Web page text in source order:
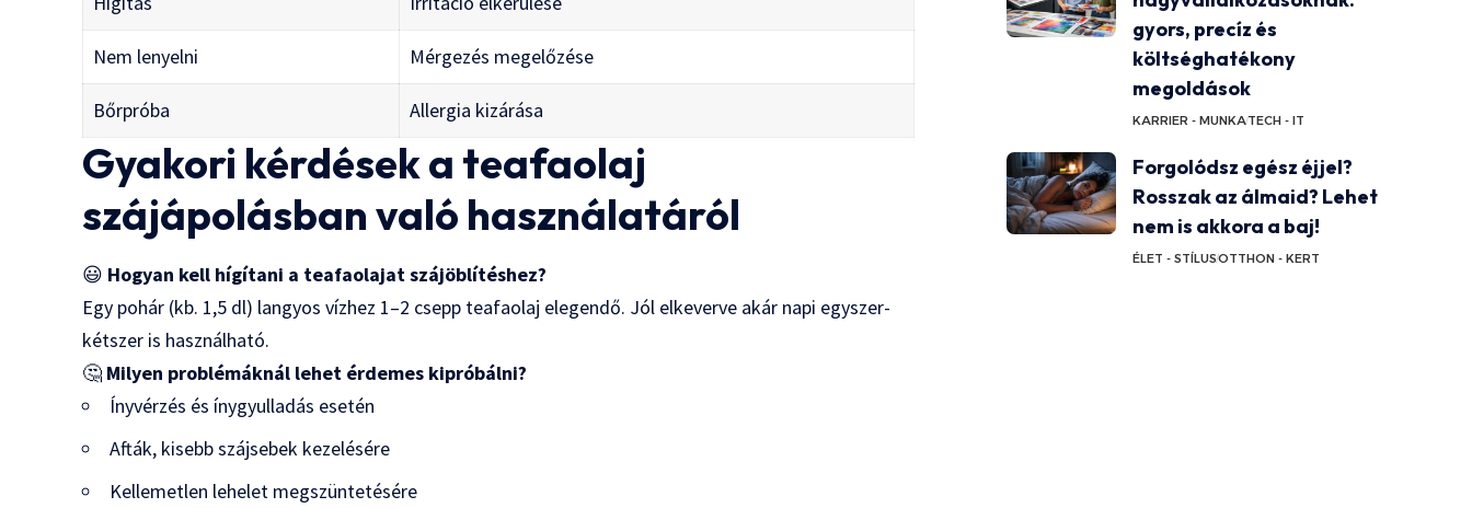
Nem lenyelni Mérgezés megelőzése
Bőrpróba Allergia kizárása
Gyakori kérdések a teafaolaj
szájápolásban való használatáról
😃 Hogyan kell hígítani a teafaolajat szájöblítéshez?
Egy pohár (kb. 1,5 dl) langyos vízhez 1–2 csepp teafaolaj elegendő. Jól elkeverve akár napi egyszer-
kétszer is használható.
🤔 Milyen problémáknál lehet érdemes kipróbálni?
Ínyvérzés és ínygyulladás esetén
Afták, kisebb szájsebek kezelésére
Kellemetlen lehelet megszüntetésére
gyors, precíz és
költséghatékony
megoldások
KARRIER - MUNKATECH - IT
Forgolódsz egész éjjel?
Rosszak az álmaid? Lehet
nem is akkora a baj!
ÉLET - STÍLUSOTTHON - KERT